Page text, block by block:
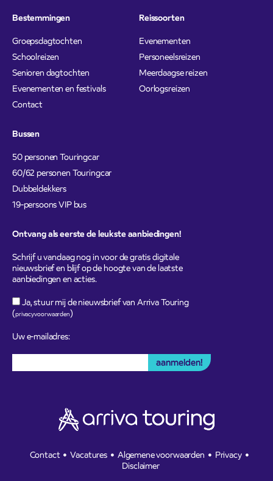
Bestemmingen
Groepsdagtochten
Schoolreizen
Senioren dagtochten
Evenementen en festivals
Contact
Reissoorten
Evenementen
Personeelsreizen
Meerdaagse reizen
Oorlogsreizen
Bussen
50 personen Touringcar
60/62 personen Touringcar
Dubbeldekkers
19-persoons VIP bus
Ontvang als eerste de leukste aanbiedingen!
Schrijf u vandaag nog in voor de gratis digitale
nieuwsbrief en blijf op de hoogte van de laatste
aanbiedingen en acties.
Ja, stuur mij de nieuwsbrief van Arriva Touring
(privacyvoorwaarden)
Uw e-mailadres:
Contact Vacatures Algemene voorwaarden
Privacy
Disclaimer